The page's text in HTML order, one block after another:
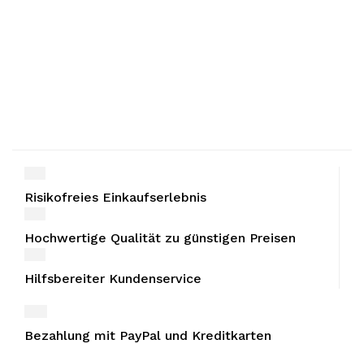
Risikofreies Einkaufserlebnis
Hochwertige Qualität zu günstigen Preisen
Hilfsbereiter Kundenservice
Bezahlung mit PayPal und Kreditkarten